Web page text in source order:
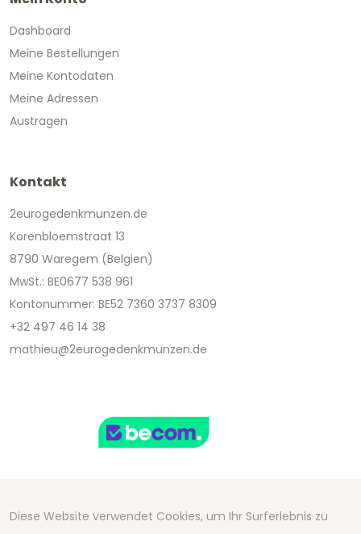
Dashboard
Meine Bestellungen
Meine Kontodaten
Meine Adressen
Austragen
Kontakt
2eurogedenkmunzen.de
Korenbloemstraat 13
8790 Waregem (Belgien)
MwSt.: BE0677 538 961
Kontonummer: BE52 7360 3737 8309
+32 497 46 14 38
mathieu@2eurogedenkmunzen.de
Copyright 2026 We Can Do Better Online BV
Diese Website verwendet Cookies, um Ihr Surferlebnis zu